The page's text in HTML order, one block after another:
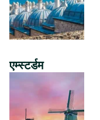
एम्स्टर्डम